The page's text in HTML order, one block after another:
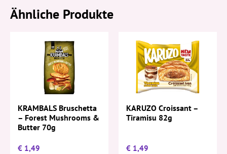
Ähnliche Produkte
KRAMBALS Bruschetta
– Forest Mushrooms &
Butter 70g
€ 1,49
KARUZO Croissant –
Tiramisu 82g
€ 1,49